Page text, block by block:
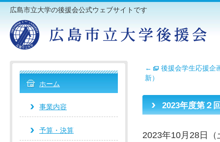
広島市立大学の後援会公式ウェブサイトです
ホーム
事業内容
予算・決算
←
後援会学生応援企
新）
2023年度第２
2023年10月28日